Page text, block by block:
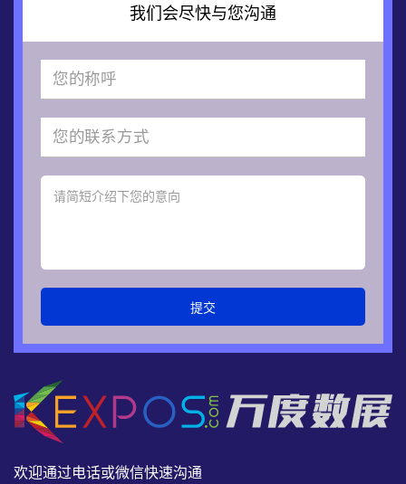
我们会尽快与您沟通
提交
欢迎通过电话或微信快速沟通